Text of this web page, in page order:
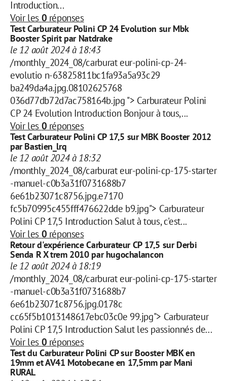
Introduction...
Voir les 0 réponses
Test Carburateur Polini CP 24 Evolution sur Mbk
Booster Spirit par Natdrake
le 12 août 2024 à 18:43
/monthly_2024_08/carburat eur-polini-cp-24-
evolutio n-63825811bc1fa93a5a93c29
ba249da4a.jpg.08102625768
036d77db72d7ac758164b.jpg "> Carburateur Polini
CP 24 Evolution Introduction Bonjour à tous,...
Voir les 0 réponses
Test Carburateur Polini CP 17,5 sur MBK Booster 2012
par Bastien_lrq
le 12 août 2024 à 18:32
/monthly_2024_08/carburat eur-polini-cp-175-starter
-manuel-c0b3a31f0731688b7
6e61b23071c8756.jpg.e7170
fc5b70995c455fff476622dde b9.jpg"> Carburateur
Polini CP 17,5 Introduction Salut à tous, c'est...
Voir les 0 réponses
Retour d'expérience Carburateur CP 17,5 sur Derbi
Senda R X trem 2010 par hugochalancon
le 12 août 2024 à 18:19
/monthly_2024_08/carburat eur-polini-cp-175-starter
-manuel-c0b3a31f0731688b7
6e61b23071c8756.jpg.0178c
cc65f5b1013148617ebc03c0e 99.jpg"> Carburateur
Polini CP 17,5 Introduction Salut les passionnés de...
Voir les 0 réponses
Test du Carburateur Polini CP sur Booster MBK en
19mm et AV41 Motobecane en 17,5mm par Mani
RURAL